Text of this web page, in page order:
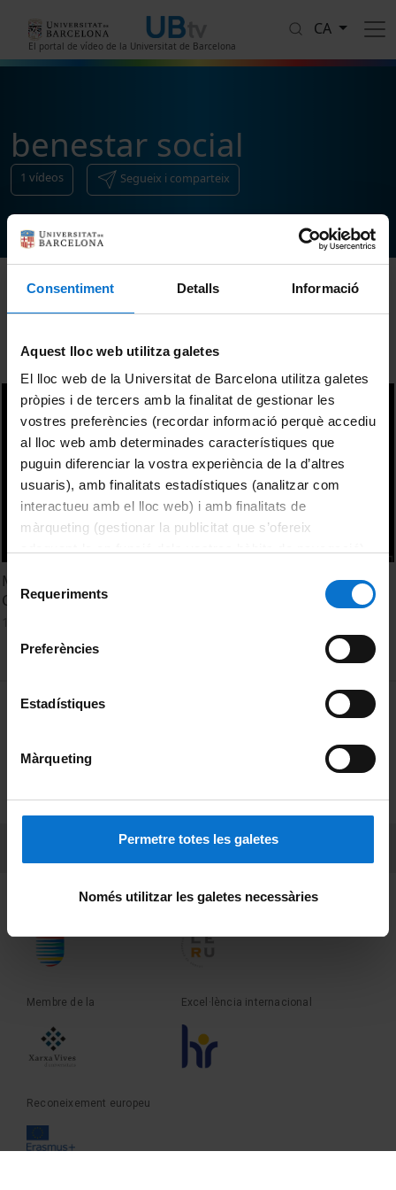
Consentiment Detalls Informació
Aquest lloc web utilitza galetes
El lloc web de la Universitat de Barcelona utilitza galetes
pròpies i de tercers amb la finalitat de gestionar les
vostres preferències (recordar informació perquè accediu
al lloc web amb determinades característiques que
puguin diferenciar la vostra experiència de la d’altres
usuaris), amb finalitats estadístiques (analitzar com
interactueu amb el lloc web) i amb finalitats de
màrqueting (gestionar la publicitat que s’ofereix
consultar laPolítica de galetes del lloc web de la
de Requeriments
Preferències
Estadístiques
Màrqueting
Permetre totes les galetes
Només utilitzar les galetes necessàries
El portal de vídeo de la Universitat de Barcelona
CA
benestar social
1 vídeos Segueix i comparteix
Ordenar
Measuring Social Welfare within the Mental Health
Complex Ecosystem
MENÚ PEU 1
Privadesa i termes
Sobre UBtv
Fundadora de la Membre de la
Membre de la Excel·lència internacional
Reconeixement europeu